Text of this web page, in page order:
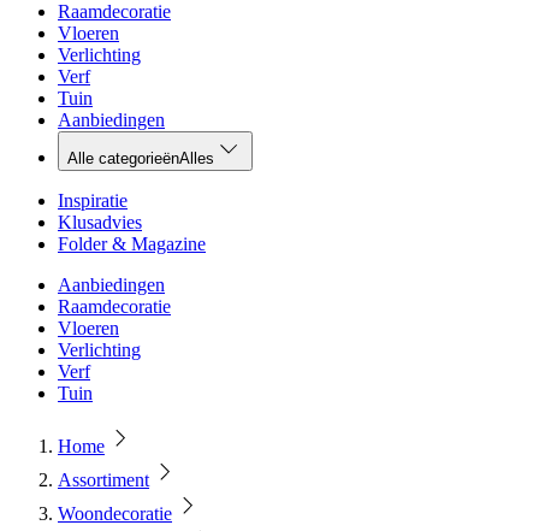
Raamdecoratie
Vloeren
Verlichting
Verf
Tuin
Aanbiedingen
Alle categorieënAlles
Inspiratie
Klusadvies
Folder & Magazine
Aanbiedingen
Raamdecoratie
Vloeren
Verlichting
Verf
Tuin
Home
Assortiment
Woondecoratie